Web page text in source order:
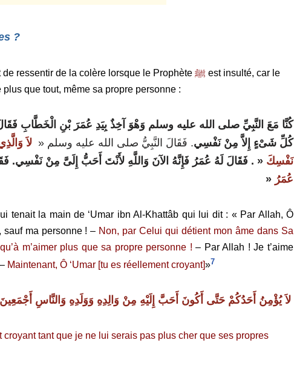
?
de ressentir de la colère lorsque le Prophète ﷺ est insulté, car le
que tout, même sa propre personne :
كُنَّا مَعَ النَّبِيِّ صلى الله عليه وسلم وَهْوَ آخِذٌ بِيَدِ عُمَرَ بْنِ الْخَطَّابِ
كُلِّ شَىْءٍ إِلاَّ مِنْ نَفْسِي‏.‏ فَقَالَ النَّبِيُّ صلى الله عليه وسلم ‏ « لاَ
نَفْسِكَ « ‏‏.‏ فَقَالَ لَهُ عُمَرُ فَإِنَّهُ الآنَ وَاللَّهِ لأَنْتَ أَحَبُّ إِلَىَّ مِنْ نَفْسِي‏.‏
عُمَرُ « ‏‏
tenait la main de ‘Umar ibn Al-Khattâb qui lui dit : « Par Allah, Ô
sauf ma personne ! – Non, par Celui qui détient mon âme dans Sa
m’aimer plus que sa propre personne ! – Par Allah ! Je t’aime
Maintenant, Ô ‘Umar [tu es réellement croyant]»7
لاَ يُؤْمِنُ أَحَدُكُمْ حَتَّى أَكُونَ أَحَبَّ إِلَيْهِ مِنْ وَالِدِهِ وَوَلَدِهِ وَالنَّاسِ أَجْمَعِينَ
tant que je ne lui serais pas plus cher que ses propres